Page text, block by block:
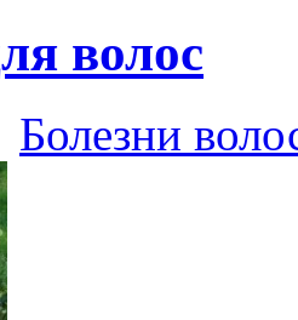
волос
Болезни